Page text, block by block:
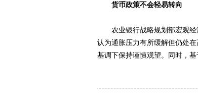
货币政策不会轻易转向
农业银行战略规划部宏观经
认为通胀压力有所缓解但仍处
基调下保持谨慎观望。同时，